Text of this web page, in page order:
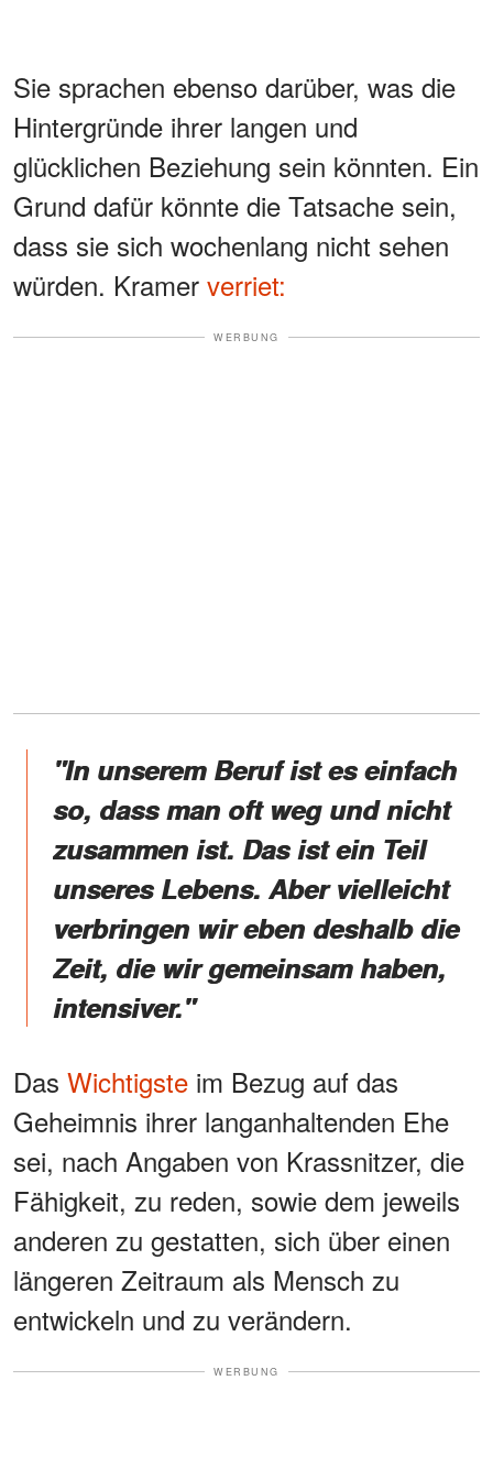
Sie sprachen ebenso darüber, was die
Hintergründe ihrer langen und
glücklichen Beziehung sein könnten. Ein
Grund dafür könnte die Tatsache sein,
dass sie sich wochenlang nicht sehen
würden. Kramer verriet:
WERBUNG
"In unserem Beruf ist es einfach
so, dass man oft weg und nicht
zusammen ist. Das ist ein Teil
unseres Lebens. Aber vielleicht
verbringen wir eben deshalb die
Zeit, die wir gemeinsam haben,
intensiver."
Das Wichtigste im Bezug auf das
Geheimnis ihrer langanhaltenden Ehe
sei, nach Angaben von Krassnitzer, die
Fähigkeit, zu reden, sowie dem jeweils
anderen zu gestatten, sich über einen
längeren Zeitraum als Mensch zu
entwickeln und zu verändern.
WERBUNG